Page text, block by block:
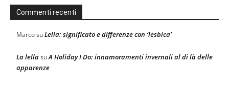
Commenti recenti
MarcosuLella: significato e differenze con ‘lesbica’
La lellasuA Holiday I Do: innamoramenti invernali al di là delle
apparenze